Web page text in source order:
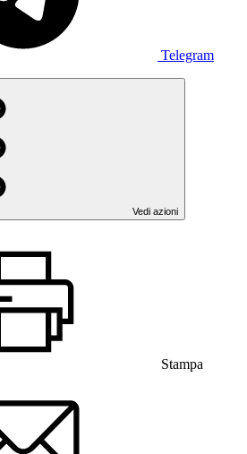
Telegram
Vedi azioni
Stampa